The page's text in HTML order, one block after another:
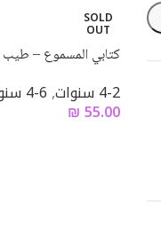
SOLD
OUT
كتابي المسموع – طيب
4-2 سنوات ,6-4 سنوات
₪55.00